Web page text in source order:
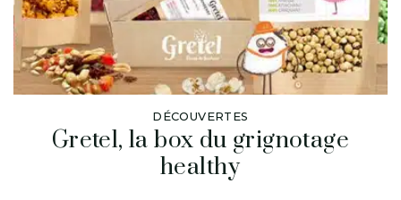
DÉCOUVERTES
Gretel, la box du grignotage
healthy